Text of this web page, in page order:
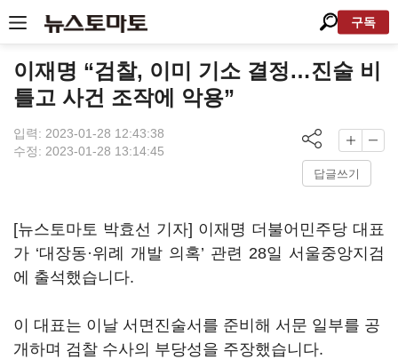
구독
이재명 “검찰, 이미 기소 결정…진술 비
틀고 사건 조작에 악용”
입력: 2023-01-28 12:43:38
수정: 2023-01-28 13:14:45
답글쓰기
[뉴스토마토 박효선 기자] 이재명 더불어민주당 대표
가 ‘대장동·위례 개발 의혹’ 관련 28일 서울중앙지검
에 출석했습니다.
이 대표는 이날 서면진술서를 준비해 서문 일부를 공
개하며 검찰 수사의 부당성을 주장했습니다.